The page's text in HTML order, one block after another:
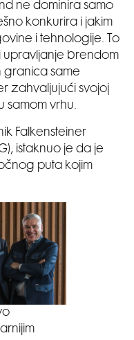
ne dominira samo
konkurira i jakim
i tehnologije. To
upravljanje brendom
granica same
zahvaljujući svojoj
samom vrhu.
Falkensteiner
istaknuo je da je
puta kojim